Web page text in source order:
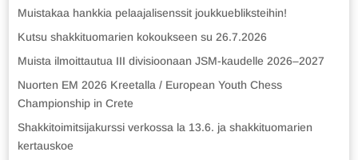
Muistakaa hankkia pelaajalisenssit joukkuebliksteihin!
Kutsu shakkituomarien kokoukseen su 26.7.2026
Muista ilmoittautua III divisioonaan JSM-kaudelle 2026–2027
Nuorten EM 2026 Kreetalla / European Youth Chess
Championship in Crete
Shakkitoimitsijakurssi verkossa la 13.6. ja shakkituomarien
kertauskoe